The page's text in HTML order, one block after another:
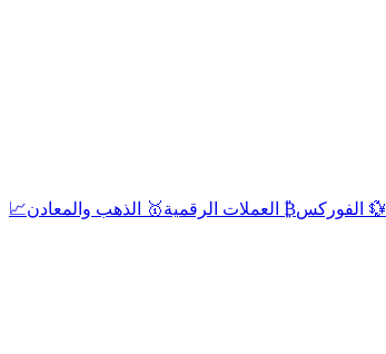
💱 الفوركس₿ العملات الرقمية🥇 الذهب والمعادن📈